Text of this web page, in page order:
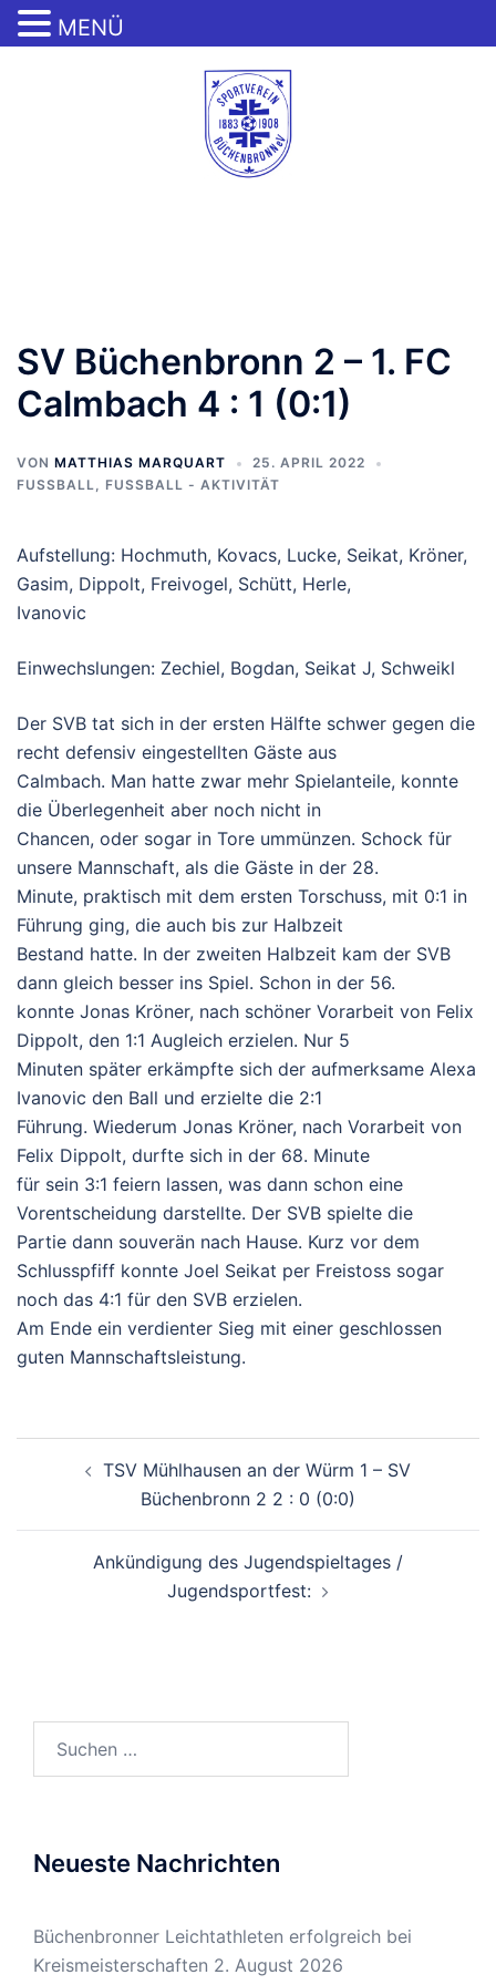
SV Büchenbronn 2 – 1. FC
Calmbach 4 : 1 (0:1)
VON MATTHIAS MARQUART
25. APRIL 2022
FUSSBALL
, FUSSBALL - AKTIVITÄT
Aufstellung: Hochmuth, Kovacs, Lucke, Seikat, Kröner,
Gasim, Dippolt, Freivogel, Schütt, Herle,
Ivanovic
Einwechslungen: Zechiel, Bogdan, Seikat J, Schweikl
Der SVB tat sich in der ersten Hälfte schwer gegen die
recht defensiv eingestellten Gäste aus
Calmbach. Man hatte zwar mehr Spielanteile, konnte
die Überlegenheit aber noch nicht in
Chancen, oder sogar in Tore ummünzen. Schock für
unsere Mannschaft, als die Gäste in der 28.
Minute, praktisch mit dem ersten Torschuss, mit 0:1 in
Führung ging, die auch bis zur Halbzeit
Bestand hatte. In der zweiten Halbzeit kam der SVB
dann gleich besser ins Spiel. Schon in der 56.
konnte Jonas Kröner, nach schöner Vorarbeit von Felix
Dippolt, den 1:1 Augleich erzielen. Nur 5
Minuten später erkämpfte sich der aufmerksame Alexa
Ivanovic den Ball und erzielte die 2:1
Führung. Wiederum Jonas Kröner, nach Vorarbeit von
Felix Dippolt, durfte sich in der 68. Minute
für sein 3:1 feiern lassen, was dann schon eine
Vorentscheidung darstellte. Der SVB spielte die
Partie dann souverän nach Hause. Kurz vor dem
Schlusspfiff konnte Joel Seikat per Freistoss sogar
noch das 4:1 für den SVB erzielen.
Am Ende ein verdienter Sieg mit einer geschlossen
guten Mannschaftsleistung.
TSV Mühlhausen an der Würm 1 – SV
Büchenbronn 2 2 : 0 (0:0)
Ankündigung des Jugendspieltages /
Jugendsportfest:
Neueste Nachrichten
Büchenbronner Leichtathleten erfolgreich bei
Kreismeisterschaften 2. August 2026
MENÜ